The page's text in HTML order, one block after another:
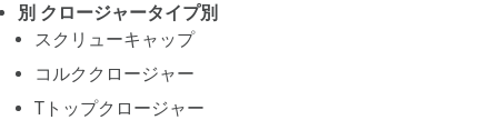
別 クロージャータイプ別
スクリューキャップ
コルククロージャー
Tトップクロージャー